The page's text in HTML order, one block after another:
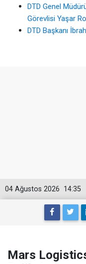
DTD Genel
Görevlisi Yaşar
DTD Başkanı
14:35
04 Ağustos 2026
Mars